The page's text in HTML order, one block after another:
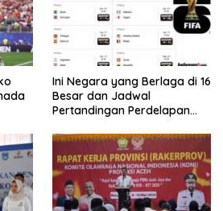
Ini Negara yang Berlaga di 16
Besar dan Jadwal
Pertandingan Perdelapan